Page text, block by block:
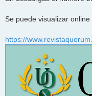
Se puede visualizar
https://